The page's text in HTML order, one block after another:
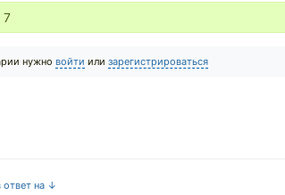
7
нужно войти или зарегистрироваться
ответ на ↓